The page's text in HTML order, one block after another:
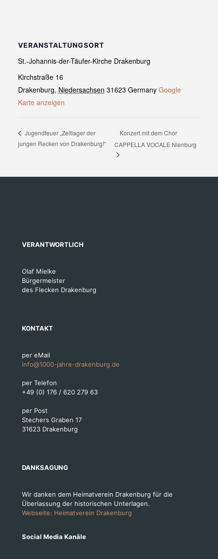
VERANSTALTUNGSORT
St.-Johannis-der-Täufer-Kirche Drakenburg
Kirchstraße 16
Drakenburg, Niedersachsen 31623 Germany Google
Karte anzeigen
Jugendfeuer „Zeltlager der
jungen Recken von Drakenburg!“
Konzert mit dem Chor
CAPPELLA VOCALE Nienburg
VERANTWORTLICH
Olaf Mielke
Bürgermeister
des Flecken Drakenburg
KONTAKT
per eMail
info@1000-jahre-drakenburg.de
per Telefon
+49 (0) 176 / 620 279 63
per Post
Stechers Graben 17
31623 Drakenburg
DANKSAGUNG
Wir danken dem Heimatverein Drakenburg für die
Überlassung der historischen Unterlagen.
Webseite: Heimatverein Drakenburg
Social Media Kanäle